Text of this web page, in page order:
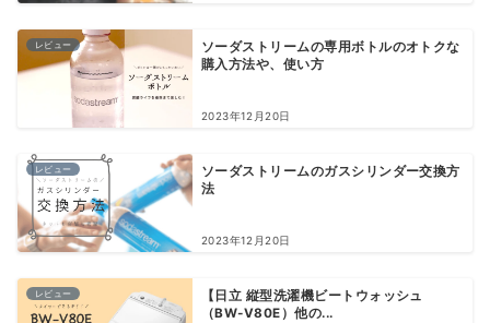
レビュー
ソーダストリームの専用ボトルのオトクな
購入方法や、使い方
2023年12月20日
レビュー
ソーダストリームのガスシリンダー交換方
法
2023年12月20日
レビュー
【日立 縦型洗濯機ビートウォッシュ
（BW-V80E）他の...